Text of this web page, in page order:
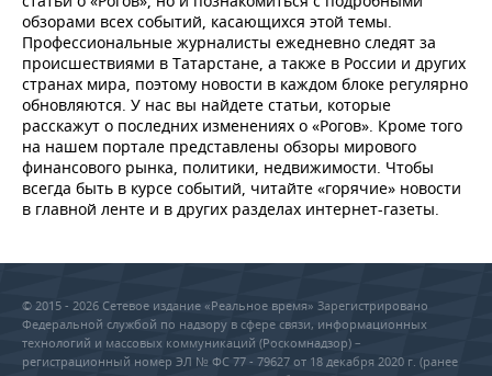
обзорами всех событий, касающихся этой темы.
Профессиональные журналисты ежедневно следят за
происшествиями в Татарстане, а также в России и других
странах мира, поэтому новости в каждом блоке регулярно
обновляются. У нас вы найдете статьи, которые
расскажут о последних изменениях о «Рогов». Кроме того
на нашем портале представлены обзоры мирового
финансового рынка, политики, недвижимости. Чтобы
всегда быть в курсе событий, читайте «горячие» новости
в главной ленте и в других разделах интернет-газеты.
© 2015 - 2026 Сетевое издание «Реальное время» Зарегистрировано
Федеральной службой по надзору в сфере связи, информационных
технологий и массовых коммуникаций (Роскомнадзор) –
регистрационный номер ЭЛ № ФС 77 - 79627 от 18 декабря 2020 г. (ранее